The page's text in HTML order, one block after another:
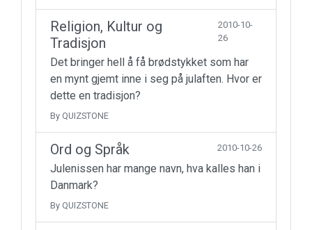
Religion, Kultur og
Tradisjon
2010-10-
26
Det bringer hell å få brødstykket som har
en mynt gjemt inne i seg på julaften. Hvor er
dette en tradisjon?
By QUIZSTONE
Ord og Språk 2010-10-26
Julenissen har mange navn, hva kalles han i
Danmark?
By QUIZSTONE